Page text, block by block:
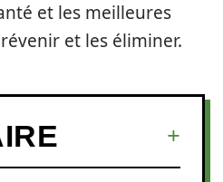
et les meilleures
et les éliminer.